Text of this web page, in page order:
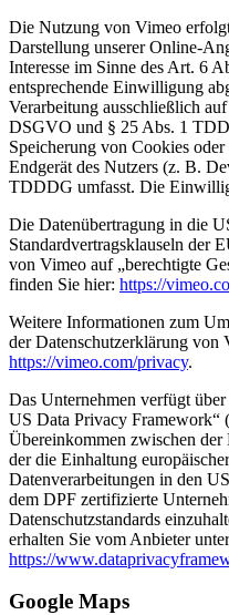
Die Nutzung von Vimeo
Darstellung unserer Online-
Interesse im Sinne des Art. 6
entsprechende Einwilligung
Verarbeitung ausschließlich
DSGVO und § 25 Abs. 1
Speicherung von Cookies
Endgerät des Nutzers (z. B.
TDDDG umfasst. Die
Die Datenübertragung in die
Standardvertragsklauseln der
von Vimeo auf „berechtigte
finden Sie hier: https://
Weitere Informationen zum
der Datenschutzerklärung von
https://vimeo.com/privacy.
Das Unternehmen verfügt
US Data Privacy Framework“
Übereinkommen zwischen
der die Einhaltung
Datenverarbeitungen in den
dem DPF zertifizierte
Datenschutzstandards
erhalten Sie vom Anbieter
https://
Google Maps